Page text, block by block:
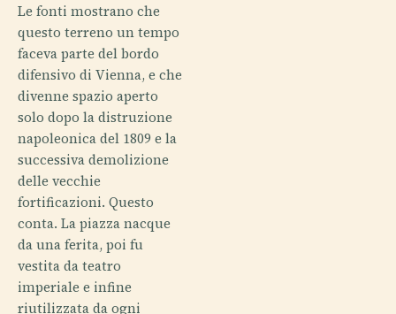
Le fonti mostrano che
questo terreno un tempo
faceva parte del bordo
difensivo di Vienna, e che
divenne spazio aperto
solo dopo la distruzione
napoleonica del 1809 e la
successiva demolizione
delle vecchie
fortificazioni. Questo
conta. La piazza nacque
da una ferita, poi fu
vestita da teatro
imperiale e infine
riutilizzata da ogni